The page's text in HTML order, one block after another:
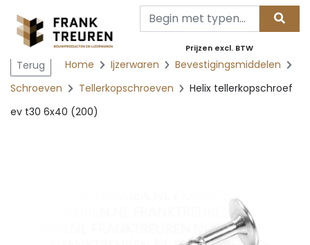
Prijzen excl. BTW
Terug Home Ijzerwaren
Bevestigingsmiddelen
Schroeven
Tellerkopschroeven
Helix tellerkopschroef
ev t30 6x40 (200)